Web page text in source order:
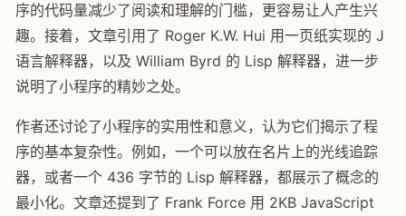
序的代码量减少了阅读和理解的门槛，更容易让人产生兴
趣。接着，文章引用了 Roger K.W. Hui 用一页纸实现的 J
语言解释器，以及 William Byrd 的 Lisp 解释器，进一步
说明了小程序的精妙之处。
作者还讨论了小程序的实用性和意义，认为它们揭示了程
序的基本复杂性。例如，一个可以放在名片上的光线追踪
器，或者一个 436 字节的 Lisp 解释器，都展示了概念的
最小化。文章还提到了 Frank Force 用 2KB JavaScript